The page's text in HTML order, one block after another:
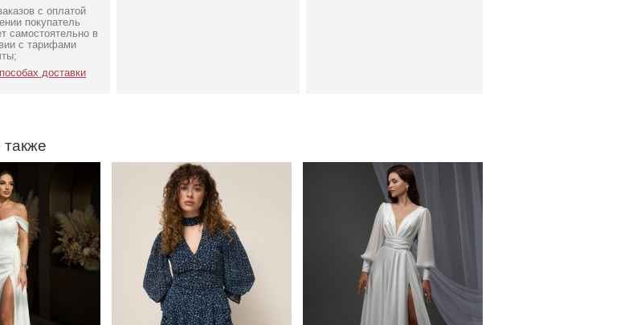
с оплатой
покупатель
самостоятельно в
с тарифами
доставки
нарядное
платье белого
цвета